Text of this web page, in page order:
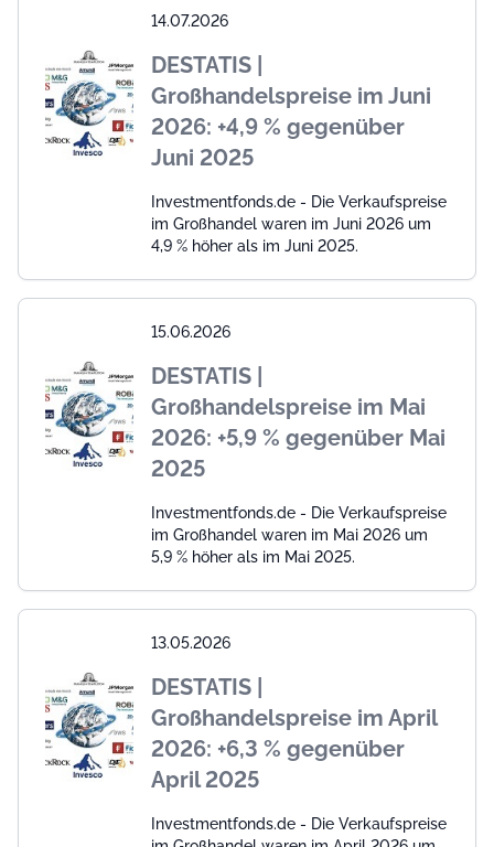
14.07.2026
DESTATIS |
Großhandelspreise im Juni
2026: +4,9 % gegenüber
Juni 2025
Investmentfonds.de - Die Verkaufspreise
im Großhandel waren im Juni 2026 um
4,9 % höher als im Juni 2025.
15.06.2026
DESTATIS |
Großhandelspreise im Mai
2026: +5,9 % gegenüber Mai
2025
Investmentfonds.de - Die Verkaufspreise
im Großhandel waren im Mai 2026 um
5,9 % höher als im Mai 2025.
13.05.2026
DESTATIS |
Großhandelspreise im April
2026: +6,3 % gegenüber
April 2025
Investmentfonds.de - Die Verkaufspreise